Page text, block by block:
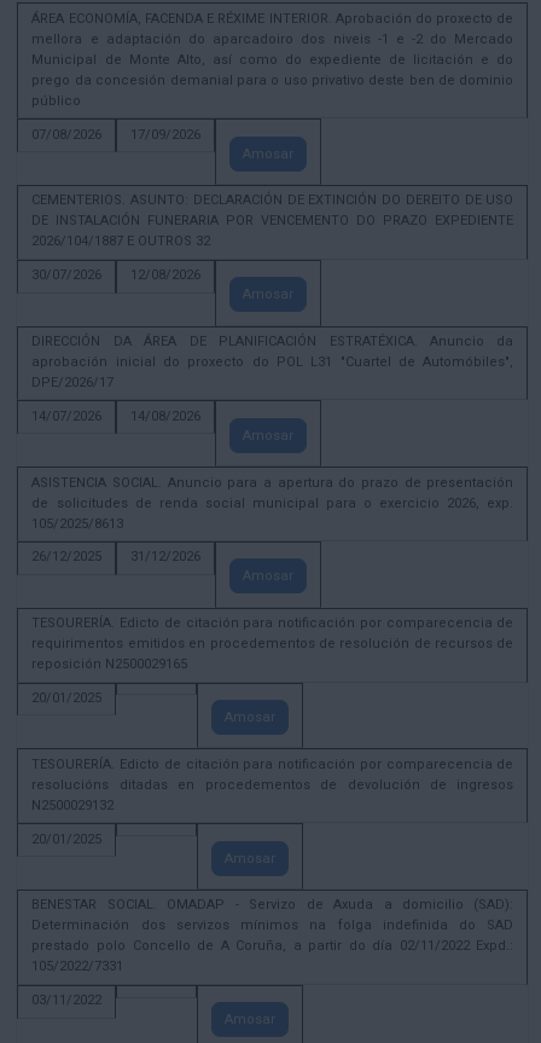
ÁREA ECONOMÍA, FACENDA E RÉXIME INTERIOR. Aprobación do proxecto de
mellora e adaptación do aparcadoiro dos niveis -1 e -2 do Mercado
Municipal de Monte Alto, así como do expediente de licitación e do
prego da concesión demanial para o uso privativo deste ben de dominio
público
07/08/2026
17/09/2026
Amosar
CEMENTERIOS. ASUNTO: DECLARACIÓN DE EXTINCIÓN DO DEREITO DE USO
DE INSTALACIÓN FUNERARIA POR VENCEMENTO DO PRAZO EXPEDIENTE
2026/104/1887 E OUTROS 32
30/07/2026
12/08/2026
Amosar
DIRECCIÓN DA ÁREA DE PLANIFICACIÓN ESTRATÉXICA. Anuncio da
aprobación inicial do proxecto do POL L31 "Cuartel de Automóbiles",
DPE/2026/17
14/07/2026
14/08/2026
Amosar
ASISTENCIA SOCIAL. Anuncio para a apertura do prazo de presentación
de solicitudes de renda social municipal para o exercicio 2026, exp.
105/2025/8613
26/12/2025
31/12/2026
Amosar
TESOURERÍA. Edicto de citación para notificación por comparecencia de
requirimentos emitidos en procedementos de resolución de recursos de
reposición N2500029165
20/01/2025
Amosar
TESOURERÍA. Edicto de citación para notificación por comparecencia de
resolucións ditadas en procedementos de devolución de ingresos
N2500029132
20/01/2025
Amosar
BENESTAR SOCIAL. OMADAP - Servizo de Axuda a domicilio (SAD):
Determinación dos servizos mínimos na folga indefinida do SAD
prestado polo Concello de A Coruña, a partir do día 02/11/2022 Expd.:
105/2022/7331
03/11/2022
Amosar